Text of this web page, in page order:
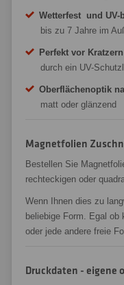
Wetterfest und UV-
bis zu 7 Jahre im
Perfekt vor
durch ein UV-
Oberflächenoptik
matt oder glänzend
Magnetfolien
Bestellen Sie
rechteckigen oder
Wenn Ihnen dies zu
beliebige Form. Egal
oder jede andere freie
Druckdaten - eigene